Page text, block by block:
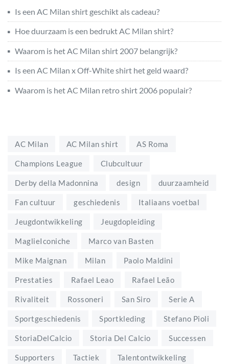
Is een AC Milan shirt geschikt als cadeau?
Hoe duurzaam is een bedrukt AC Milan shirt?
Waarom is het AC Milan shirt 2007 belangrijk?
Is een AC Milan x Off-White shirt het geld waard?
Waarom is het AC Milan retro shirt 2006 populair?
AC Milan AC Milan shirt AS Roma
Champions League Clubcultuur
Derby della Madonnina design duurzaamheid
Fan cultuur geschiedenis Italiaans voetbal
Jeugdontwikkeling Jeugdopleiding
MaglieIconiche Marco van Basten
Mike Maignan Milan Paolo Maldini
Prestaties Rafael Leao Rafael Leão
Rivaliteit Rossoneri San Siro Serie A
Sportgeschiedenis Sportkleding Stefano Pioli
StoriaDelCalcio Storia Del Calcio Successen
Supporters Tactiek Talentontwikkeling